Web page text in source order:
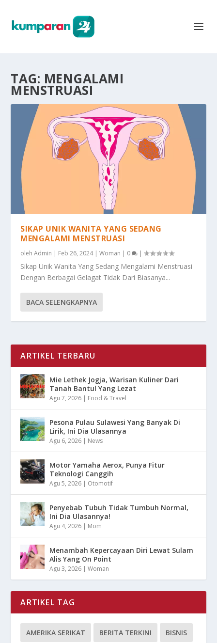
TAG: MENGALAMI
MENSTRUASI
SIKAP UNIK WANITA YANG SEDANG
MENGALAMI MENSTRUASI
olehAdmin | Feb 26, 2024|Woman | 0 |
Sikap Unik Wanita Yang Sedang Mengalami Menstruasi
Dengan Berbagai Gelagat Tidak Dari Biasanya...
BACA SELENGKAPNYA
ARTIKEL TERBARU
Mie Lethek Jogja, Warisan Kuliner Dari
Tanah Bantul Yang Lezat
Agu 7, 2026 | Food & Travel
Pesona Pulau Sulawesi Yang Banyak Di
Lirik, Ini Dia Ulasannya
Agu 6, 2026 | News
Motor Yamaha Aerox, Punya Fitur
Teknologi Canggih
Agu 5, 2026 | Otomotif
Penyebab Tubuh Tidak Tumbuh Normal,
Ini Dia Ulasannya!
Agu 4, 2026 | Mom
Menambah Kepercayaan Diri Lewat Sulam
Alis Yang On Point
Agu 3, 2026 |Woman
ARTIKEL TAG
AMERIKA SERIKAT BERITA TERKINI BISNIS